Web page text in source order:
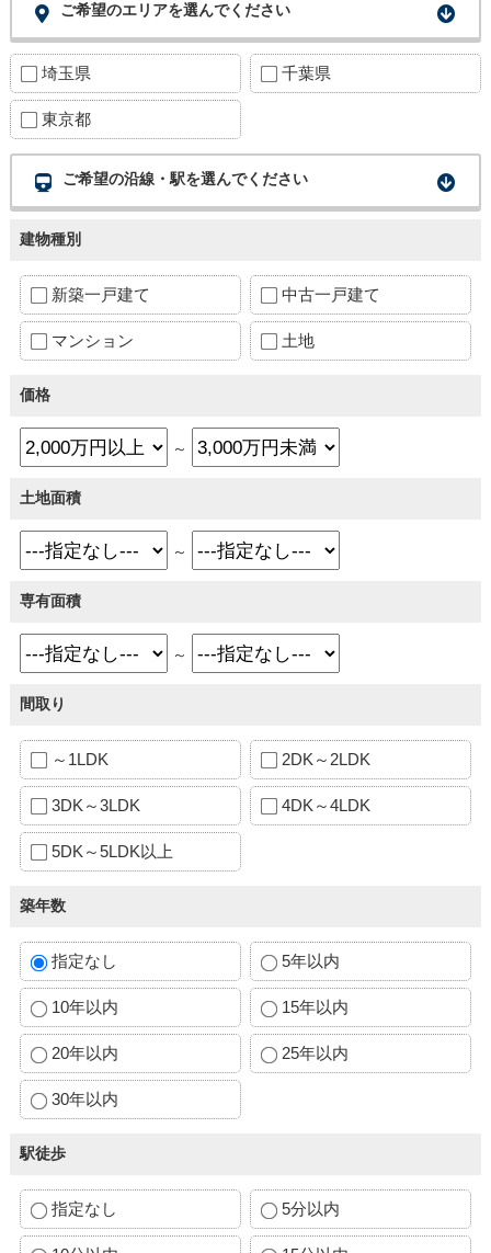
ご希望のエリアを選んでください
埼玉県 千葉県
東京都
ご希望の沿線・駅を選んでください
建物種別
新築一戸建て 中古一戸建て
マンション 土地
価格
～
土地面積
～
専有面積
～
間取り
～1LDK 2DK～2LDK
3DK～3LDK 4DK～4LDK
5DK～5LDK以上
築年数
指定なし 5年以内
10年以内 15年以内
20年以内 25年以内
30年以内
駅徒歩
指定なし 5分以内